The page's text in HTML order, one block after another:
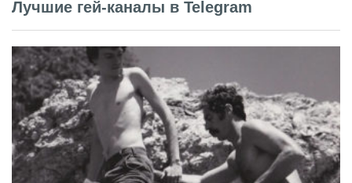
Лучшие гей-каналы в Telegram